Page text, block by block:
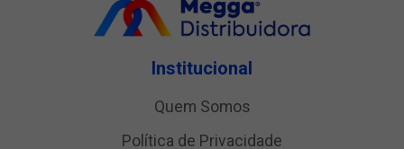
Institucional
Quem Somos
Política de Privacidade